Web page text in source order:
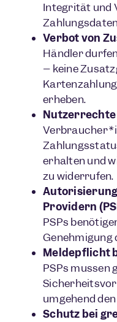
Integrität und
Verbot von
Händler
– keine
erheben.
erhalten und
zu widerrufen.
Providern
PSPs
Genehmigung
Meldepflicht
PSPs müssen
umgehend
Schutz bei